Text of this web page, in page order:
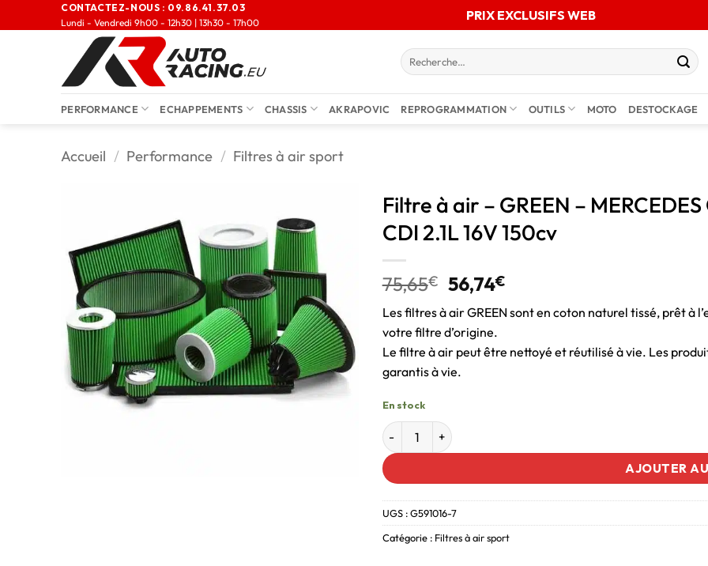
CONTACTEZ-NOUS : 09.86.41.37.03
Lundi - Vendredi 9h00 - 12h30 | 13h30 - 17h00
PRIX EXCLUSIFS WEB
PERFORMANCE ECHAPPEMENTS CHASSIS AKRAPOVIC REPROGRAMMATION OUTILS MOTO DESTOCKAGE
Accueil / Performance / Filtres à air sport
Filtre à air – GREEN –
CDI 2.1L 16V 150cv
75,65€ 56,74€
Les filtres à air GREEN sont en coton naturel tissé, prêt à
votre filtre d’origine.
Le filtre à air peut être nettoyé et réutilisé à vie. Les
garantis à vie.
En stock
AJOUTER
UGS :G591016-7
Catégorie : Filtres à air sport